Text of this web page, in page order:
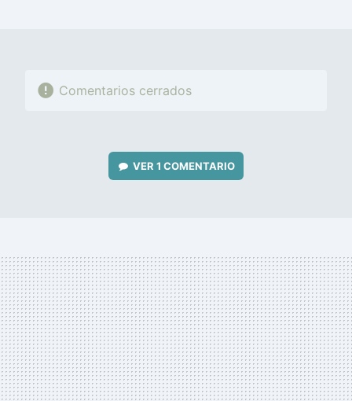
Comentarios cerrados
VER 1 COMENTARIO